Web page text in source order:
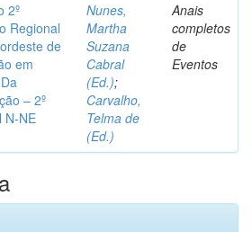
2º
Regional
de
em
– 2º
N-NE
Nunes,
Martha
Suzana
Cabral
(Ed.);
Carvalho,
Telma de
(Ed.)
Anais
completos
de
Eventos